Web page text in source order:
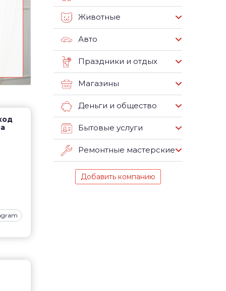
Животные
Авто
Праздники и отдых
Магазины
Деньги и общество
Бытовые услуги
Ремонтные мастерские
Добавить компанию